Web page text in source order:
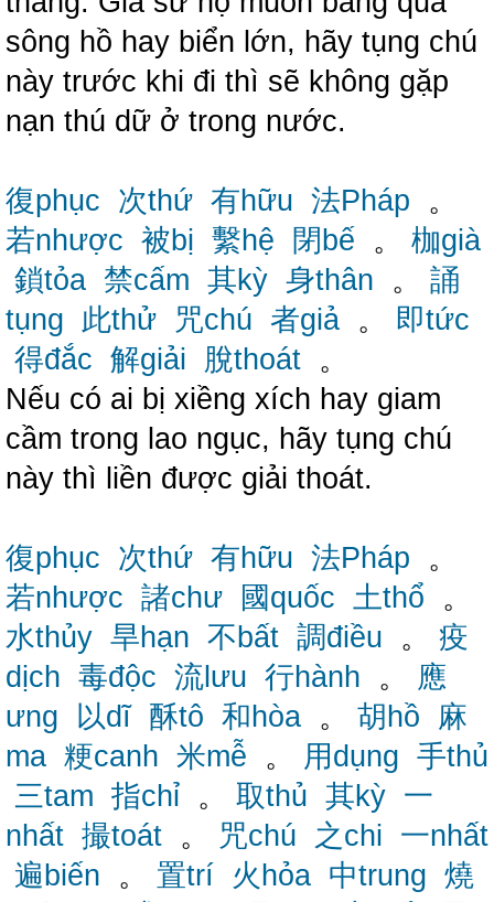
sông hồ hay biển lớn, hãy tụng chú
này trước khi đi thì sẽ không gặp
nạn thú dữ ở trong nước.
復phục 次thứ 有hữu 法Pháp 。
若nhược 被bị 繫hệ 閉bế 。 枷già
鎖tỏa 禁cấm 其kỳ 身thân 。 誦
tụng
此thử 咒chú 者giả 。 即tức
得đắc 解giải 脫thoát 。
Nếu có ai bị xiềng xích hay giam
cầm trong lao ngục, hãy tụng chú
này thì liền được giải thoát.
復phục 次thứ 有hữu 法Pháp 。
若nhược 諸chư 國quốc 土thổ 。
水thủy 旱hạn 不bất 調điều 。 疫
dịch 毒độc 流lưu 行hành 。 應
ưng
以dĩ 酥tô 和hòa 。 胡hồ
麻
ma 粳canh 米mễ 。 用dụng 手thủ
三tam 指chỉ 。 取thủ 其kỳ 一
nhất 撮toát 。 咒chú 之chi 一nhất
遍biến 。 置trí 火hỏa 中trung 燒